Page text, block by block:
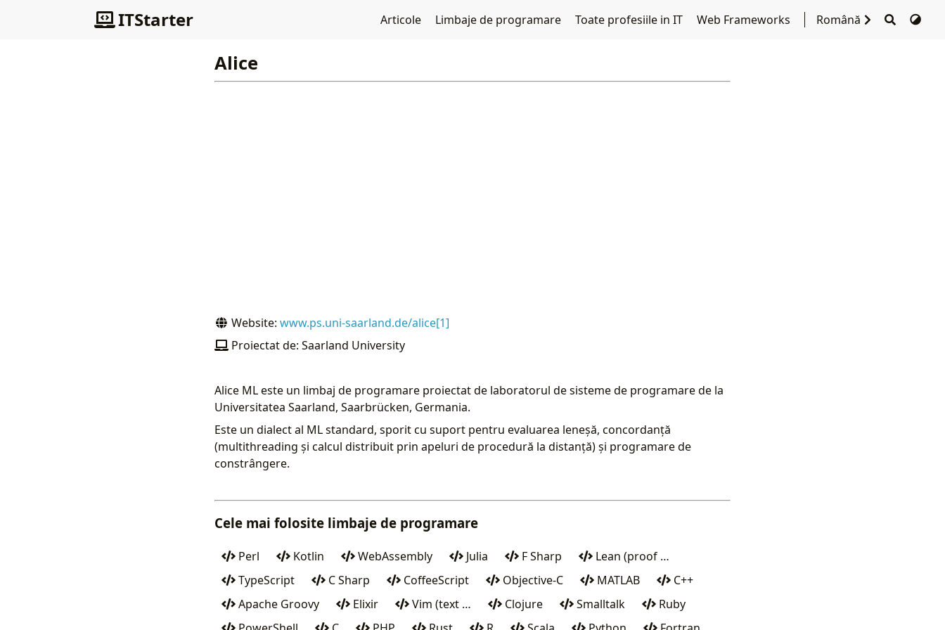
ITStarter Articole Limbaje de programare Toate profesiile in IT Web Frameworks Română
Alice
Website: www.ps.uni-saarland.de/alice[1]
Proiectat de: Saarland University
Alice ML este un limbaj de programare proiectat de laboratorul de sisteme de programare de la
Universitatea Saarland, Saarbrücken, Germania.
Este un dialect al ML standard, sporit cu suport pentru evaluarea leneșă, concordanță
(multithreading și calcul distribuit prin apeluri de procedură la distanță) și programare de
constrângere.
Cele mai folosite limbaje de programare
Perl Kotlin WebAssembly Julia F Sharp
Lean (proof …
TypeScript
C Sharp CoffeeScript Objective-C MATLAB
C++
Apache Groovy
Elixir Vim (text … Clojure Smalltalk
Ruby